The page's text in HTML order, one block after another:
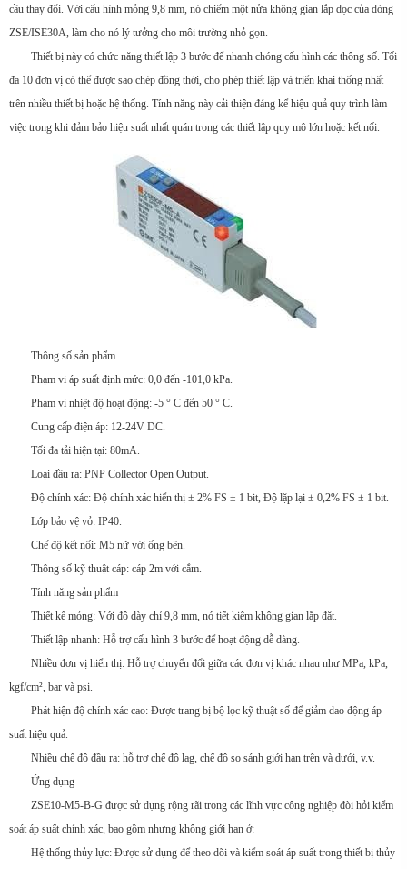
cầu thay đổi. Với cấu hình mỏng 9,8 mm, nó chiếm một nửa không gian lắp dọc của dòng
ZSE/ISE30A, làm cho nó lý tưởng cho môi trường nhỏ gọn.
Thiết bị này có chức năng thiết lập 3 bước để nhanh chóng cấu hình các thông số. Tối
đa 10 đơn vị có thể được sao chép đồng thời, cho phép thiết lập và triển khai thống nhất
trên nhiều thiết bị hoặc hệ thống. Tính năng này cải thiện đáng kể hiệu quả quy trình làm
việc trong khi đảm bảo hiệu suất nhất quán trong các thiết lập quy mô lớn hoặc kết nối.
Thông số sản phẩm
Phạm vi áp suất định mức: 0,0 đến -101,0 kPa.
Phạm vi nhiệt độ hoạt động: -5 ° C đến 50 ° C.
Cung cấp điện áp: 12-24V DC.
Tối đa tải hiện tại: 80mA.
Loại đầu ra: PNP Collector Open Output.
Độ chính xác: Độ chính xác hiển thị ± 2% FS ± 1 bit, Độ lặp lại ± 0,2% FS ± 1 bit.
Lớp bảo vệ vỏ: IP40.
Chế độ kết nối: M5 nữ với ống bên.
Thông số kỹ thuật cáp: cáp 2m với cắm.
Tính năng sản phẩm
Thiết kế mỏng: Với độ dày chỉ 9,8 mm, nó tiết kiệm không gian lắp đặt.
Thiết lập nhanh: Hỗ trợ cấu hình 3 bước để hoạt động dễ dàng.
Nhiều đơn vị hiển thị: Hỗ trợ chuyển đổi giữa các đơn vị khác nhau như MPa, kPa,
kgf/cm², bar và psi.
Phát hiện độ chính xác cao: Được trang bị bộ lọc kỹ thuật số để giảm dao động áp
suất hiệu quả.
Nhiều chế độ đầu ra: hỗ trợ chế độ lag, chế độ so sánh giới hạn trên và dưới, v.v.
Ứng dụng
ZSE10-M5-B-G được sử dụng rộng rãi trong các lĩnh vực công nghiệp đòi hỏi kiểm
soát áp suất chính xác, bao gồm nhưng không giới hạn ở:
Hệ thống thủy lực: Được sử dụng để theo dõi và kiểm soát áp suất trong thiết bị thủy